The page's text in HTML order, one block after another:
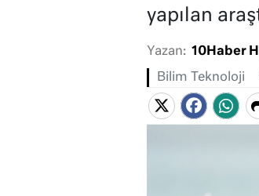
yapılan
Yazan: 10Haber
Bilim Teknoloji